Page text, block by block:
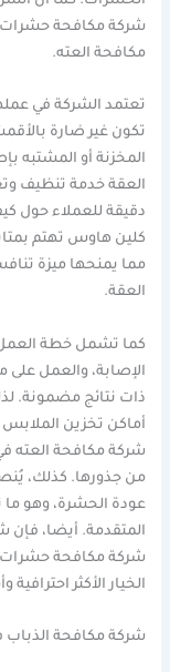
شركة مكافحة حشرات
مكافحة العته.
تعتمد الشركة في
تكون غير ضارة
المخزنة أو المشتبه
العقة خدمة تنظيف
دقيقة للعملاء حول
كلين هاوس تهتم
مما يمنحها ميزة
العقة.
كما تشمل خطة العمل
الإصابة، والعمل على
ذات نتائج مضمونة.
أماكن تخزين
شركة مكافحة العته
من جذورها. كذلك،
عودة الحشرة، وهو
المتقدمة. أيضا، فإن
شركة مكافحة حشرات
الخيار الأكثر احترافية
شركة مكافحة الذباب